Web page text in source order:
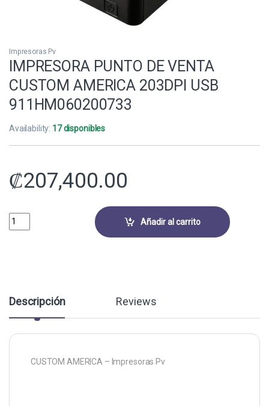
Impresoras Pv
IMPRESORA PUNTO DE VENTA
CUSTOM AMERICA 203DPI USB
911HM060200733
Availability: 17 disponibles
₡207,400.00
IMPRESORA PUNTO DE VENTA CUSTOM AMERICA 203DPI USB
Añadir al carrito
Descripción Reviews
CUSTOM AMERICA – Impresoras Pv